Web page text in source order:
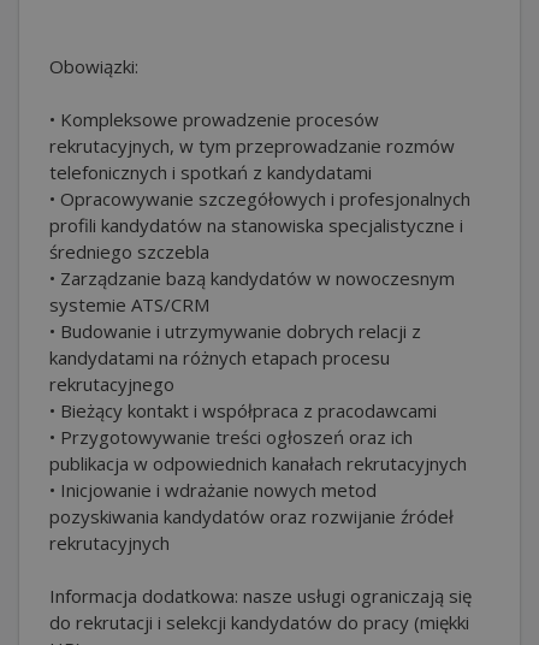
Obowiązki:
• Kompleksowe prowadzenie procesów
rekrutacyjnych, w tym przeprowadzanie rozmów
telefonicznych i spotkań z kandydatami
• Opracowywanie szczegółowych i profesjonalnych
profili kandydatów na stanowiska specjalistyczne i
średniego szczebla
• Zarządzanie bazą kandydatów w nowoczesnym
systemie ATS/CRM
• Budowanie i utrzymywanie dobrych relacji z
kandydatami na różnych etapach procesu
rekrutacyjnego
• Bieżący kontakt i współpraca z pracodawcami
• Przygotowywanie treści ogłoszeń oraz ich
publikacja w odpowiednich kanałach rekrutacyjnych
• Inicjowanie i wdrażanie nowych metod
pozyskiwania kandydatów oraz rozwijanie źródeł
rekrutacyjnych
Informacja dodatkowa: nasze usługi ograniczają się
do rekrutacji i selekcji kandydatów do pracy (miękki